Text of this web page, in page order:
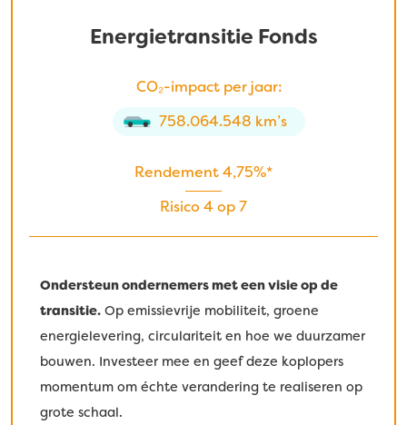
Energietransitie Fonds
CO₂-impact per jaar:
758.064.548 km’s
Rendement 4,75%*
Risico 4 op 7
Ondersteun ondernemers met een visie op de
transitie. Op emissievrije mobiliteit, groene
energielevering, circulariteit en hoe we duurzamer
bouwen. Investeer mee en geef deze koplopers
momentum om échte verandering te realiseren op
grote schaal.